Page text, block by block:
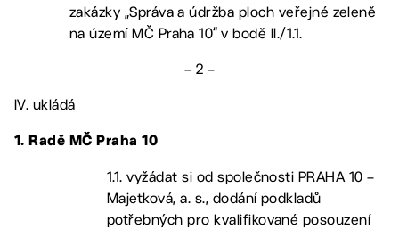
zakázky „Správa a údržba ploch veřejné zeleně
na území MČ Praha 10“ v bodě II./1.1.
– 2 –
IV. ukládá
1. Radě MČ Praha 10
1.1. vyžádat si od společnosti PRAHA 10 –
Majetková, a. s., dodání podkladů
potřebných pro kvalifikované posouzení